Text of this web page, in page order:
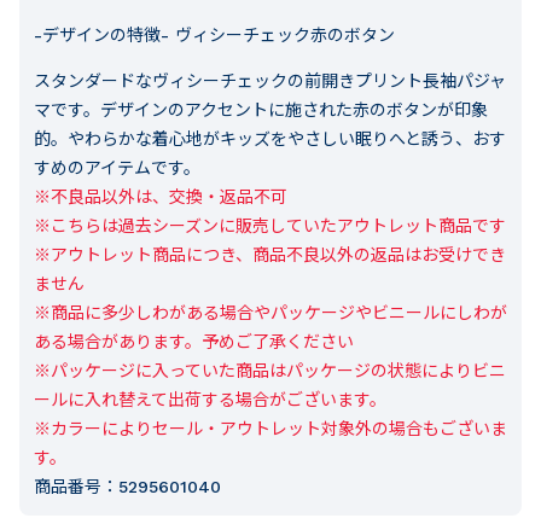
-デザインの特徴- ヴィシーチェック赤のボタン
スタンダードなヴィシーチェックの前開きプリント長袖パジャ
マです。デザインのアクセントに施された赤のボタンが印象
的。やわらかな着心地がキッズをやさしい眠りへと誘う、おす
すめのアイテムです。
※不良品以外は、交換・返品不可
※こちらは過去シーズンに販売していたアウトレット商品です
※アウトレット商品につき、商品不良以外の返品はお受けでき
ません
※商品に多少しわがある場合やパッケージやビニールにしわが
ある場合があります。予めご了承ください
※パッケージに入っていた商品はパッケージの状態によりビニ
ールに入れ替えて出荷する場合がございます。
※カラーによりセール・アウトレット対象外の場合もございま
す。
商品番号： 5295601040